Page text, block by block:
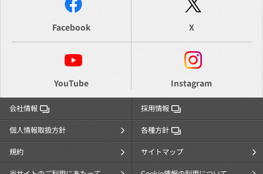
Facebook X
YouTube Instagram
会社情報 採用情報
個人情報取扱方針 各種方針
規約 サイトマップ